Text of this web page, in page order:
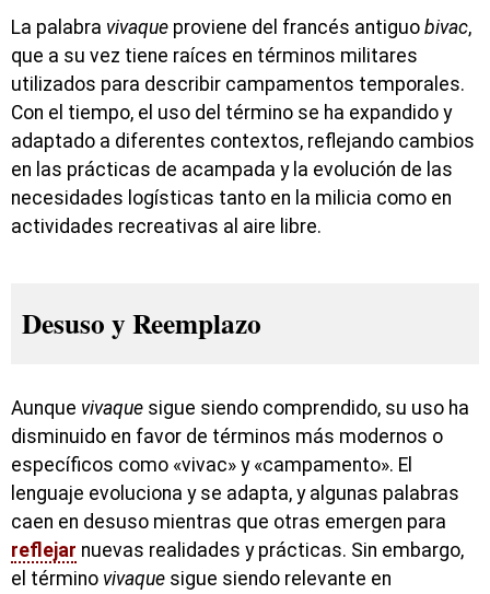
La palabra vivaque proviene del francés antiguo bivac,
que a su vez tiene raíces en términos militares
utilizados para describir campamentos temporales.
Con el tiempo, el uso del término se ha expandido y
adaptado a diferentes contextos, reflejando cambios
en las prácticas de acampada y la evolución de las
necesidades logísticas tanto en la milicia como en
actividades recreativas al aire libre.
Desuso y Reemplazo
Aunque vivaque sigue siendo comprendido, su uso ha
disminuido en favor de términos más modernos o
específicos como «vivac» y «campamento». El
lenguaje evoluciona y se adapta, y algunas palabras
caen en desuso mientras que otras emergen para
reflejar nuevas realidades y prácticas. Sin embargo,
el término vivaque sigue siendo relevante en